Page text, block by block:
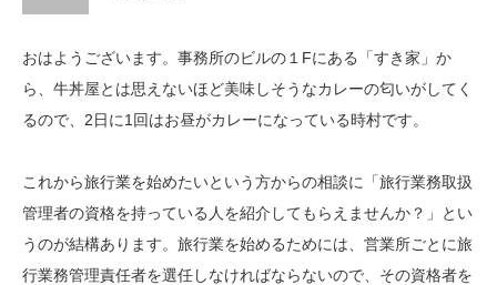
おはようございます。事務所のビルの１Fにある「すき家」か
ら、牛丼屋とは思えないほど美味しそうなカレーの匂いがしてく
るので、2日に1回はお昼がカレーになっている時村です。
これから旅行業を始めたいという方からの相談に「旅行業務取扱
管理者の資格を持っている人を紹介してもらえませんか？」とい
うのが結構あります。旅行業を始めるためには、営業所ごとに旅
行業務管理責任者を選任しなければならないので、その資格者を